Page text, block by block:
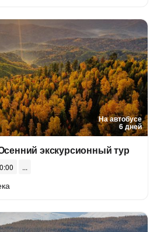
На автобусе
6 дней
экскурсионный тур